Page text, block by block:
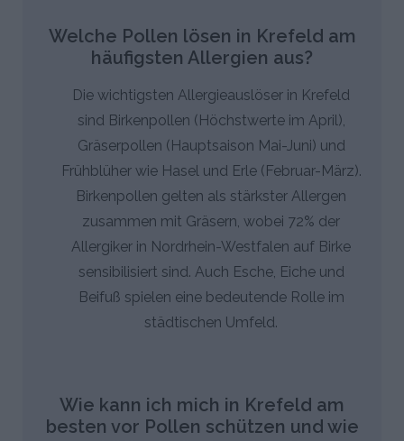
Welche Pollen lösen in Krefeld am
häufigsten Allergien aus?
Die wichtigsten Allergieauslöser in Krefeld
sind Birkenpollen (Höchstwerte im April),
Gräserpollen (Hauptsaison Mai-Juni) und
Frühblüher wie Hasel und Erle (Februar-März).
Birkenpollen gelten als stärkster Allergen
zusammen mit Gräsern, wobei 72% der
Allergiker in Nordrhein-Westfalen auf Birke
sensibilisiert sind. Auch Esche, Eiche und
Beifuß spielen eine bedeutende Rolle im
städtischen Umfeld.
Wie kann ich mich in Krefeld am
besten vor Pollen schützen und wie